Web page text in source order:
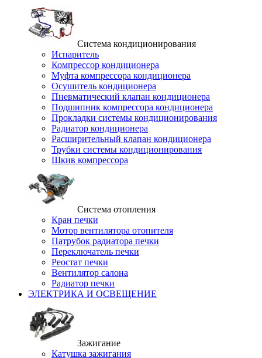
Система кондиционирования
Испаритель
Компрессор кондиционера
Муфта компрессора кондиционера
Осушитель кондиционера
Пневматический клапан кондиционера
Подшипник компрессора кондиционера
Прокладки системы кондиционирования
Радиатор кондиционера
Расширительный клапан кондиционера
Трубки системы кондиционирования
Шкив компрессора
Система отопления
Кран печки
Мотор вентилятора отопителя
Патрубок радиатора печки
Переключатель печки
Реостат печки
Вентилятор салона
Радиатор печки
ЭЛЕКТРИКА И ОСВЕЩЕНИЕ
Зажигание
Катушка зажигания